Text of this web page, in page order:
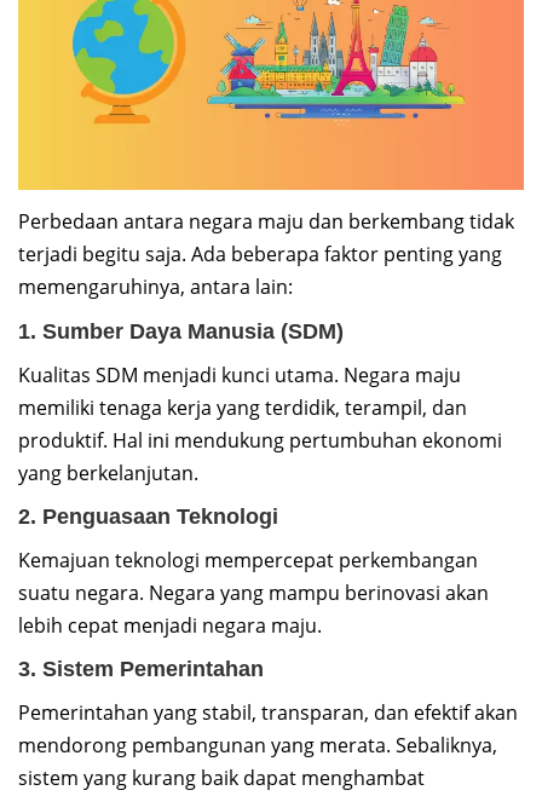
Perbedaan antara negara maju dan berkembang tidak
terjadi begitu saja. Ada beberapa faktor penting yang
memengaruhinya, antara lain:
1. Sumber Daya Manusia (SDM)
Kualitas SDM menjadi kunci utama. Negara maju
memiliki tenaga kerja yang terdidik, terampil, dan
produktif. Hal ini mendukung pertumbuhan ekonomi
yang berkelanjutan.
2. Penguasaan Teknologi
Kemajuan teknologi mempercepat perkembangan
suatu negara. Negara yang mampu berinovasi akan
lebih cepat menjadi negara maju.
3. Sistem Pemerintahan
Pemerintahan yang stabil, transparan, dan efektif akan
mendorong pembangunan yang merata. Sebaliknya,
sistem yang kurang baik dapat menghambat